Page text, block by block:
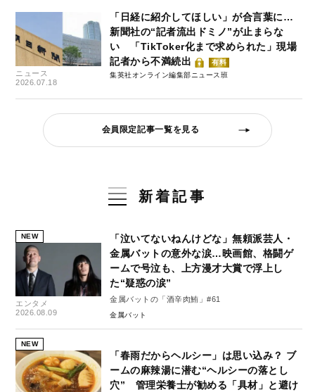
ニュース
2026.07.18
「日経に紹介してほしい」が合言葉に…
新聞社の“記者流出ドミノ”が止まらな
い 「TikToker化まで求められた」現場
記者から不満続出
有料
集英社オンライン編集部ニュース班
会員限定記事一覧を見る
新着記事
NEW
エンタメ
2026.08.09
「泣いてないねんけどな」無頼派芸人・
金属バットの意外な涙…映画館、格闘ゲ
ームで号泣も、上方漫才大賞で浮上し
た“疑惑の涙”
金属バットの「酒辛肉鮪」#61
金属バット
NEW
「春雨だからヘルシー」は思い込み？ ブ
ームの麻辣湯に潜む“ヘルシーの落とし
穴” 管理栄養士が勧める「具材」と避け